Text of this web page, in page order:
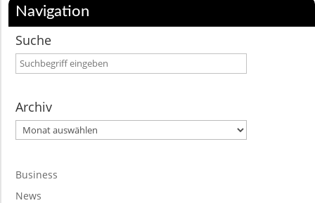
Navigation
Suche
Archiv
Archiv
Business
News